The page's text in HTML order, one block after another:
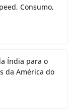
Consumo,
Índia para o
da América do